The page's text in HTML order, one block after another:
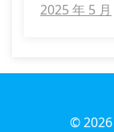
2025 年 5 月
© 2026